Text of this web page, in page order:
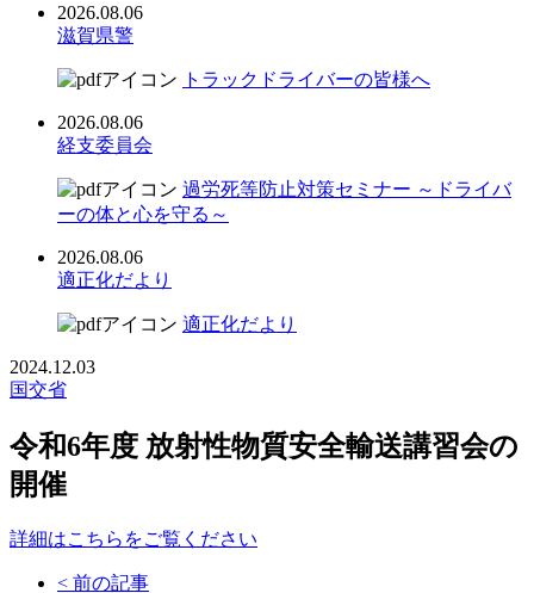
2026.08.06
滋賀県警
トラックドライバーの皆様へ
2026.08.06
経支委員会
過労死等防止対策セミナー ～ドライバ
ーの体と心を守る～
2026.08.06
適正化だより
適正化だより
2024.12.03
国交省
令和6年度 放射性物質安全輸送講習会の
開催
詳細はこちらをご覧ください
< 前の記事